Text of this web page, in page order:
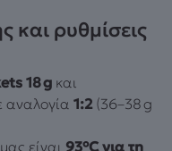
και ρυθμίσεις
18 g και
αναλογία 1:2 (36–38 g
είναι 93°C για τη